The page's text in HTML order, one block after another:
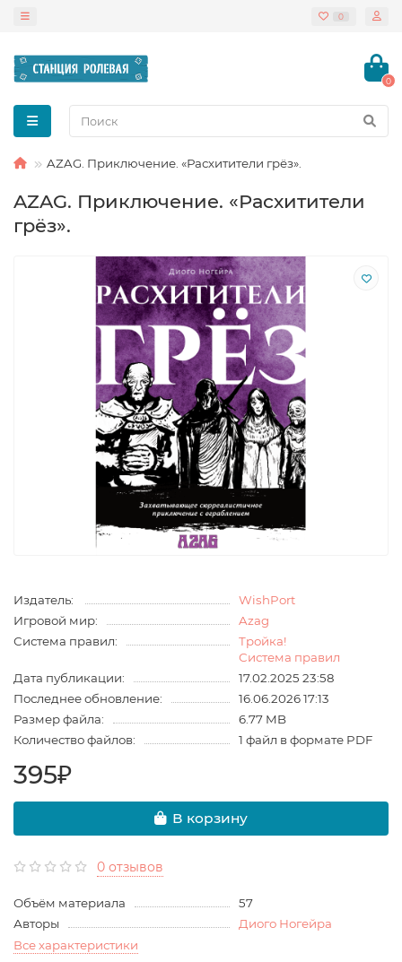
0
0
AZAG. Приключение. «Расхитители грёз».
AZAG. Приключение. «Расхитители
грёз».
Издатель:
WishPort
Игровой мир:
Azag
Система правил:
Тройка!
Система правил
Дата публикации:
17.02.2025 23:58
Последнее обновление:
16.06.2026 17:13
Размер файла:
6.77 MB
Количество файлов:
1 файл в формате PDF
395₽
В корзину
0 отзывов
Объём материала
57
Авторы
Диого Ногейра
Все характеристики